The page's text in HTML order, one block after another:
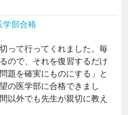
部合格
って行ってくれました。毎
ので、それを復習するだけ
題を確実にものにする」と
の医学部に合格できまし
以外でも先生が親切に教え